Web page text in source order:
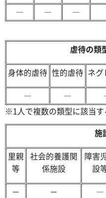
―
― ―
虐待の類
身体的虐待 性的虐待 ネグ
―
―
※1人で複数の類型に該当す
施
里親
等
社会的養護関
係施設
障害
設
－
－ ―